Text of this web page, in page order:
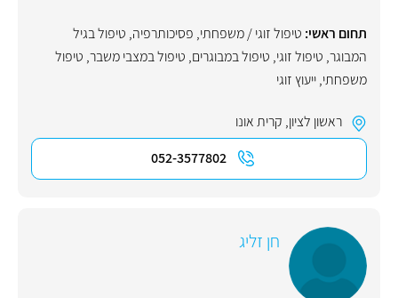
תחום ראשי: טיפול זוגי / משפחתי, פסיכותרפיה, טיפול בגיל
המבוגר, טיפול זוגי, טיפול במבוגרים, טיפול במצבי משבר, טיפול
משפחתי,ייעוץ זוגי
ראשון לציון, קרית אונו
052-3577802
חן זליג